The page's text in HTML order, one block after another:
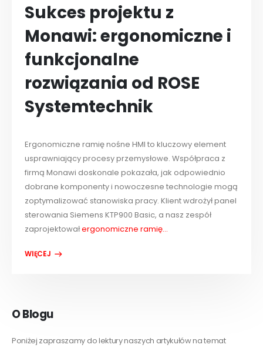
Sukces projektu z
Monawi: ergonomiczne i
funkcjonalne
rozwiązania od ROSE
Systemtechnik
Ergonomiczne ramię nośne HMI to kluczowy element
usprawniający procesy przemysłowe. Współpraca z
firmą Monawi doskonale pokazała, jak odpowiednio
dobrane komponenty i nowoczesne technologie mogą
zoptymalizować stanowiska pracy. Klient wdrożył panel
sterowania Siemens KTP900 Basic, a nasz zespół
zaprojektowałergonomiczne ramię...
O Blogu
Poniżej zapraszamy do lektury naszych artykułów na temat